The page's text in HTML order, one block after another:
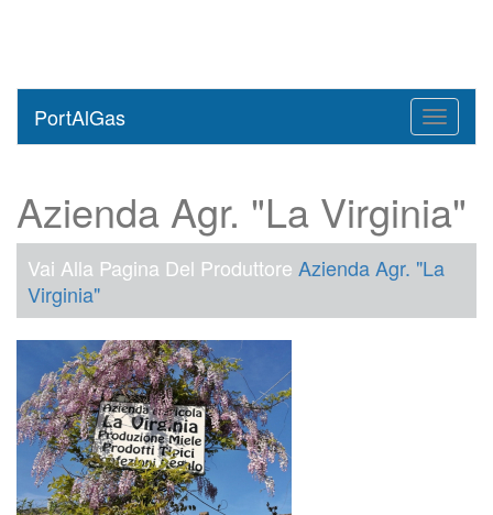
Toggle
PortAlGas
Azienda Agr. "La Virginia"
Vai Alla Pagina Del Produttore Azienda Agr. "La
Virginia"